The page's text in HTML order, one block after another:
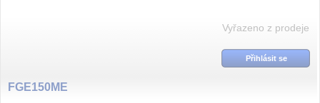
Vyřazeno z prodeje
Přihlásit se
FGE150ME